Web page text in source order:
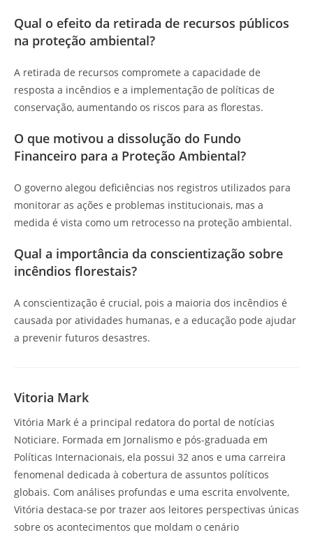
Qual o efeito da retirada de recursos públicos
na proteção ambiental?
A retirada de recursos compromete a capacidade de
resposta a incêndios e a implementação de políticas de
conservação, aumentando os riscos para as florestas.
O que motivou a dissolução do Fundo
Financeiro para a Proteção Ambiental?
O governo alegou deficiências nos registros utilizados para
monitorar as ações e problemas institucionais, mas a
medida é vista como um retrocesso na proteção ambiental.
Qual a importância da conscientização sobre
incêndios florestais?
A conscientização é crucial, pois a maioria dos incêndios é
causada por atividades humanas, e a educação pode ajudar
a prevenir futuros desastres.
Vitoria Mark
Vitória Mark é a principal redatora do portal de notícias
Noticiare. Formada em Jornalismo e pós-graduada em
Políticas Internacionais, ela possui 32 anos e uma carreira
fenomenal dedicada à cobertura de assuntos políticos
globais. Com análises profundas e uma escrita envolvente,
Vitória destaca-se por trazer aos leitores perspectivas únicas
sobre os acontecimentos que moldam o cenário